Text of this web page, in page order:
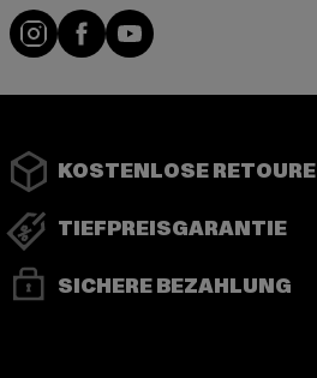
Instagram
FacebookYouTube
KOSTENLOSE RETOURE
TIEFPREISGARANTIE
SICHERE BEZAHLUNG